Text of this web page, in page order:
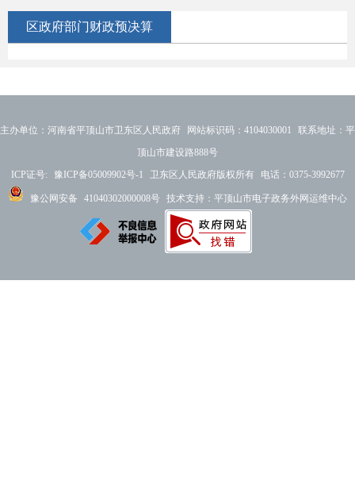
区政府部门财政预决算
主办单位：河南省平顶山市卫东区人民政府 网站标识码：4104030001 联系地址：平
顶山市建设路888号
ICP证号:
豫ICP备05009902号-1 卫东区人民政府版权所有 电话：0375-3992677
豫公网安备 41040302000008号 技术支持：平顶山市电子政务外网运维中心